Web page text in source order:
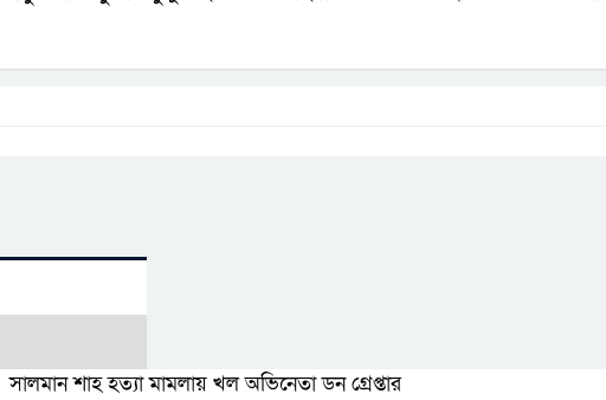
সালমান শাহ হত্যা মামলায় খল অভিনেতা ডন গ্রেপ্তার